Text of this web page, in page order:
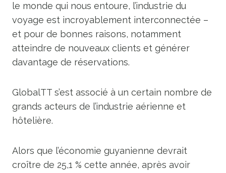
le monde qui nous entoure, l’industrie du
voyage est incroyablement interconnectée –
et pour de bonnes raisons, notamment
atteindre de nouveaux clients et générer
davantage de réservations.
GlobalTT s’est associé à un certain nombre de
grands acteurs de l’industrie aérienne et
hôtelière.
Alors que l’économie guyanienne devrait
croître de 25,1 % cette année, après avoir